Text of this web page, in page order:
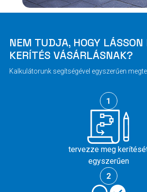
NEM TUDJA, HOGY LÁSSON
KERÍTÉS VÁSÁRLÁSNAK?
Kalkulátorunk segítségével egyszerűen
1
tervezze meg
egyszerűen
2